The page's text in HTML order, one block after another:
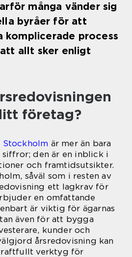
många vänder sig
byråer för att
komplicerade process
allt sker enligt
företag?
Stockholm är mer än bara
siffror; den är en inblick i
och framtidsutsikter.
såväl som i resten av
ett lagkrav för
en omfattande
är viktig för ägarnas
även för att bygga
kunder och
årsredovisning kan
verktyg för